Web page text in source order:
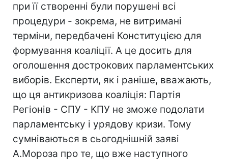
при її створенні були порушені всі
процедури - зокрема, не витримані
терміни, передбачені Конституцією для
формування коаліції. А це досить для
оголошення дострокових парламентських
виборів. Експерти, як і раніше, вважають,
що ця антикризова коаліція: Партія
Регіонів - СПУ - КПУ не зможе подолати
парламентську і урядову кризи. Тому
сумніваються в сьогоднішній заяві
А.Мороза про те, що вже наступного